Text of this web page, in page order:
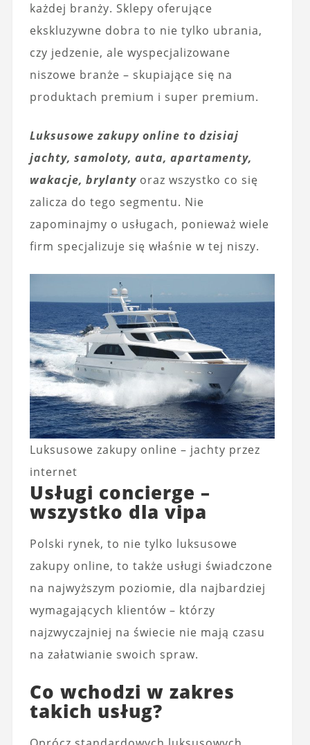
każdej branży. Sklepy oferujące
ekskluzywne dobra to nie tylko ubrania,
czy jedzenie, ale wyspecjalizowane
niszowe branże – skupiające się na
produktach premium i super premium.
Luksusowe zakupy online to dzisiaj
jachty, samoloty, auta, apartamenty,
wakacje, brylantyoraz wszystko co się
zalicza do tego segmentu. Nie
zapominajmy o usługach, ponieważ wiele
firm specjalizuje się właśnie w tej niszy.
Luksusowe zakupy online – jachty przez
internet
Usługi concierge –
wszystko dla vipa
Polski rynek, to nie tylko luksusowe
zakupy online, to także usługi świadczone
na najwyższym poziomie, dla najbardziej
wymagających klientów – którzy
najzwyczajniej na świecie nie mają czasu
na załatwianie swoich spraw.
Co wchodzi w zakres
takich usług?